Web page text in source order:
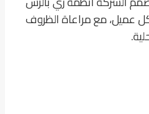
عميل، مع مراعاة الظروف